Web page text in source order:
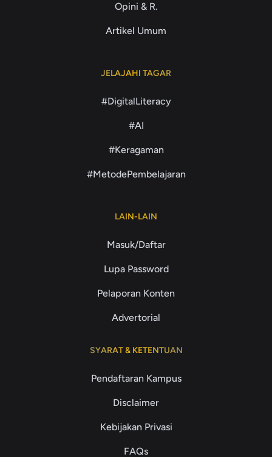
Opini & R.
Artikel Umum
JELAJAHI TAGAR
#DigitalLiteracy
#AI
#Keragaman
#MetodePembelajaran
LAIN-LAIN
Masuk/Daftar
Lupa Password
Pelaporan Konten
Advertorial
SYARAT & KETENTUAN
Pendaftaran Kampus
Disclaimer
Kebijakan Privasi
FAQs